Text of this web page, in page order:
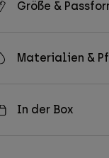
Größe &
Materialien &
In der Box